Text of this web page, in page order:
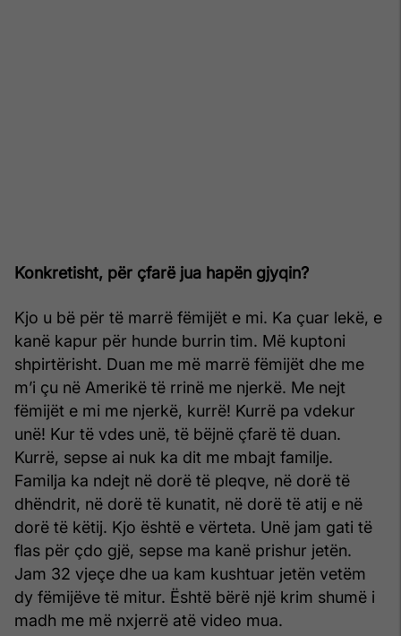
Konkretisht, për çfarë jua hapën gjyqin?
Kjo u bë për të marrë fëmijët e mi. Ka çuar lekë, e
kanë kapur për hunde burrin tim. Më kuptoni
shpirtërisht. Duan me më marrë fëmijët dhe me
m’i çu në Amerikë të rrinë me njerkë. Me nejt
fëmijët e mi me njerkë, kurrë! Kurrë pa vdekur
unë! Kur të vdes unë, të bëjnë çfarë të duan.
Kurrë, sepse ai nuk ka dit me mbajt familje.
Familja ka ndejt në dorë të pleqve, në dorë të
dhëndrit, në dorë të kunatit, në dorë të atij e në
dorë të këtij. Kjo është e vërteta. Unë jam gati të
flas për çdo gjë, sepse ma kanë prishur jetën.
Jam 32 vjeçe dhe ua kam kushtuar jetën vetëm
dy fëmijëve të mitur. Është bërë një krim shumë i
madh me më nxjerrë atë video mua.